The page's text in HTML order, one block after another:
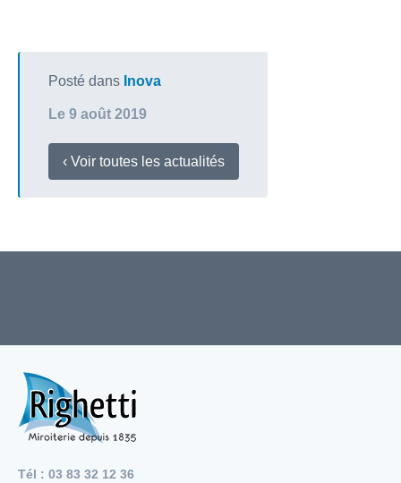
Posté dans Inova
Le 9 août 2019
‹ Voir toutes les actualités
Tél : 03 83 32 12 36